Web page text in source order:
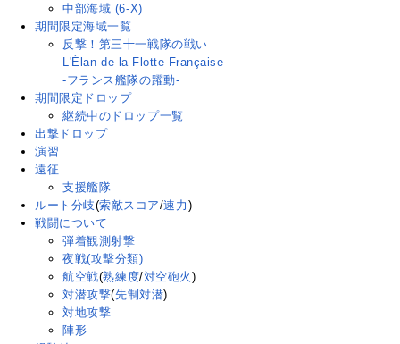
中部海域 (6-X)
期間限定海域一覧
反撃！第三十一戦隊の戦い
L'Élan de la Flotte Française
-フランス艦隊の躍動-
期間限定ドロップ
継続中のドロップ一覧
出撃ドロップ
演習
遠征
支援艦隊
ルート分岐(索敵スコア/速力 )
戦闘について
弾着観測射撃
夜戦(攻撃分類)
航空戦(熟練度/対空砲火 )
対潜攻撃(先制対潜)
対地攻撃
陣形